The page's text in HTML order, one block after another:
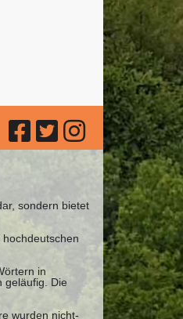
sondern bietet
in
geläufig. Die
wurden nicht-